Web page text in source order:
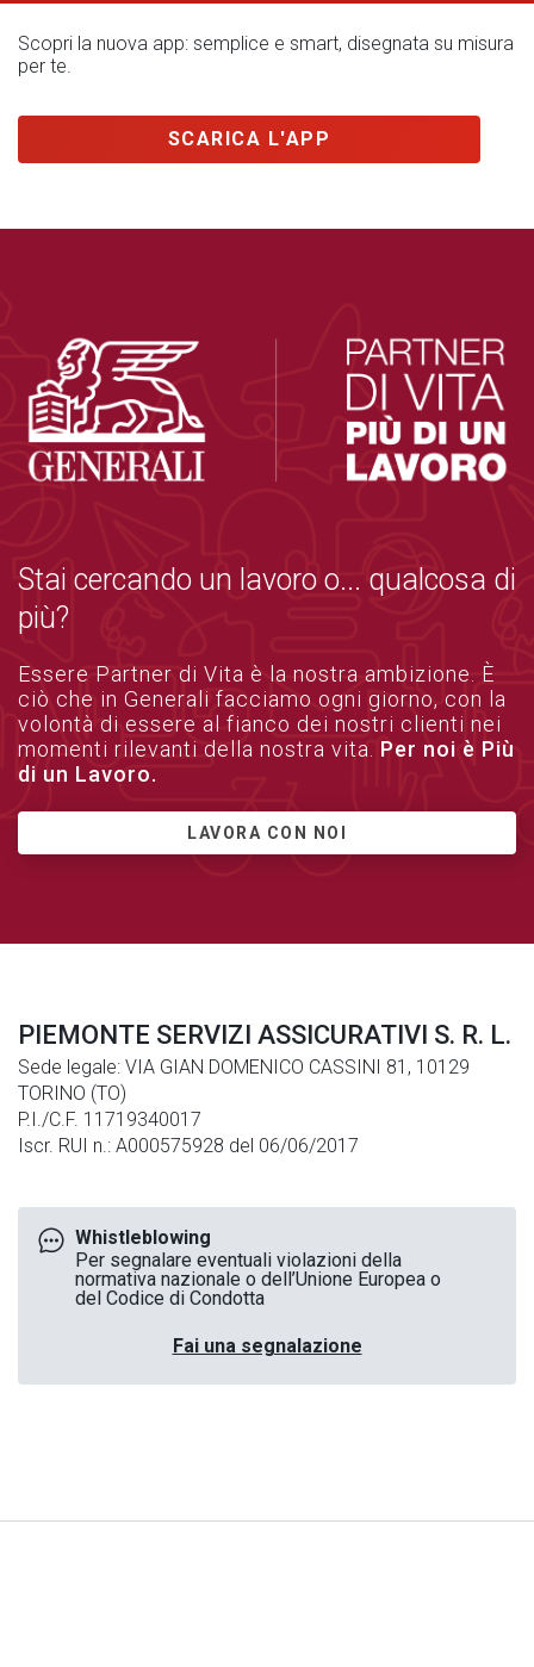
Scopri la nuova app: semplice e smart, disegnata su misura
per te.
SCARICA L'APP
Stai cercando un lavoro o... qualcosa di
più?
Essere Partner di Vita è la nostra ambizione. È
ciò che in Generali facciamo ogni giorno, con la
volontà di essere al fianco dei nostri clienti nei
momenti rilevanti della nostra vita. Per noi è Più
di un Lavoro.
LAVORA CON NOI
PIEMONTE SERVIZI ASSICURATIVI S. R. L.
Sede legale: VIA GIAN DOMENICO CASSINI 81, 10129
TORINO (TO)
P.I./C.F. 11719340017
Iscr. RUI n.: A000575928 del 06/06/2017
Whistleblowing
Per segnalare eventuali violazioni della
normativa nazionale o dell’Unione Europea o
del Codice di Condotta
Fai una segnalazione